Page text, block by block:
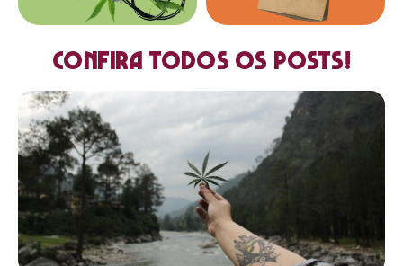
Confira todos os posts!